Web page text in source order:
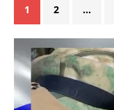
1 2 …
Lecteur
vidéo